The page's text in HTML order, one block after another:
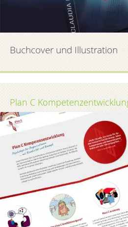
Buchcover und Illustration
Plan C